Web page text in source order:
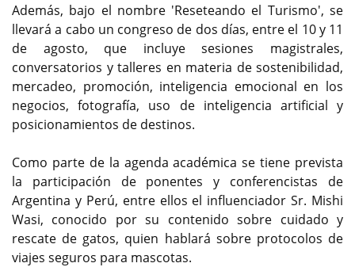
Además, bajo el nombre 'Reseteando el Turismo', se
llevará a cabo un congreso de dos días, entre el 10 y 11
de agosto, que incluye sesiones magistrales,
conversatorios y talleres en materia de sostenibilidad,
mercadeo, promoción, inteligencia emocional en los
negocios, fotografía, uso de inteligencia artificial y
posicionamientos de destinos.
Como parte de la agenda académica se tiene prevista
la participación de ponentes y conferencistas de
Argentina y Perú, entre ellos el influenciador Sr. Mishi
Wasi, conocido por su contenido sobre cuidado y
rescate de gatos, quien hablará sobre protocolos de
viajes seguros para mascotas.